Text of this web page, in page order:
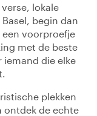
lokale
begin dan
voorproefje
met de beste
iemand die elke
plekken
ontdek de echte